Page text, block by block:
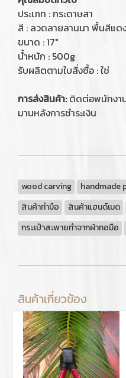
ประเภท : กระดาษสา
สี : ลวดลายลานนา พื้นสีแด
ขนาด : 17"
น้ำหนัก : 500g
รับผลิตตามใบสั่งซื้อ : ใช่
การส่งสินค้า:ติดต่อพนักงาน
มานหลังการชำระเงิน
wood carving handmade
สินค้าทำมือ
สินค้าแฮนด์เมด
กระเป๋าสะพายทำจากผ้าทอมือ
สินค้าเกี่ยวข้อง